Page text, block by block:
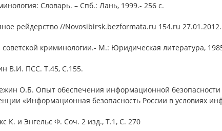
Словарь. – Спб.: Лань, 1999.- 256 c.
рейдерство //Novosibirsk.bezformata.ru 154.ru
советской криминологии.- М.: Юридическая литература,
В.И. ПСС. Т.45, С.155.
О.Б. Опыт обеспечения информационной
«Информационная безопасность России в условиях
К. и Энгельс Ф. Соч. 2 изд., Т.1, С. 270